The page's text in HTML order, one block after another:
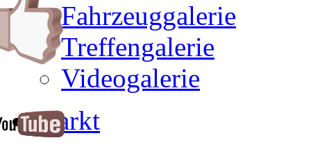
Fahrzeuggalerie
Treffengalerie
Videogalerie
Markt